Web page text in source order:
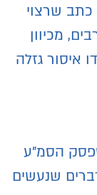
שרצוי
מכיוון
איסור גזלה
הסמ"ע
שנעשים